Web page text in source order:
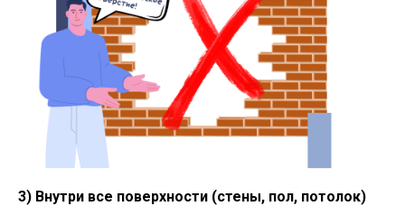
3) Внутри все поверхности (стены, пол, потолок)